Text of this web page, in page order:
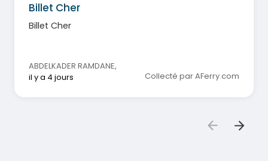
Billet Cher
Billet Cher
ABDELKADER RAMDANE,
il y a 4 jours
Collecté par AFerry.com